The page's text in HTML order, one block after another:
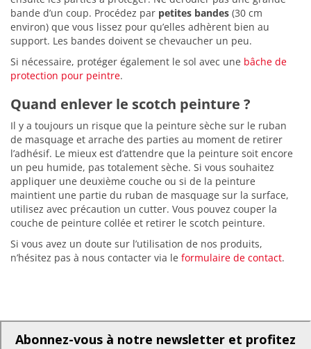
bande d’un coup. Procédez par petites bandes (30 cm
environ) que vous lissez pour qu’elles adhèrent bien au
support. Les bandes doivent se chevaucher un peu.
Si nécessaire, protéger également le sol avec une bâche de
protection pour peintre.
Quand enlever le scotch peinture ?
Il y a toujours un risque que la peinture sèche sur le ruban
de masquage et arrache des parties au moment de retirer
l’adhésif. Le mieux est d’attendre que la peinture soit encore
un peu humide, pas totalement sèche. Si vous souhaitez
appliquer une deuxième couche ou si de la peinture
maintient une partie du ruban de masquage sur la surface,
utilisez avec précaution un cutter. Vous pouvez couper la
couche de peinture collée et retirer le scotch peinture.
Si vous avez un doute sur l’utilisation de nos produits,
n’hésitez pas à nous contacter via le formulaire de contact.